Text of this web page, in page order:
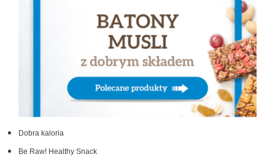
Dobra kaloria
Be Raw! Healthy Snack